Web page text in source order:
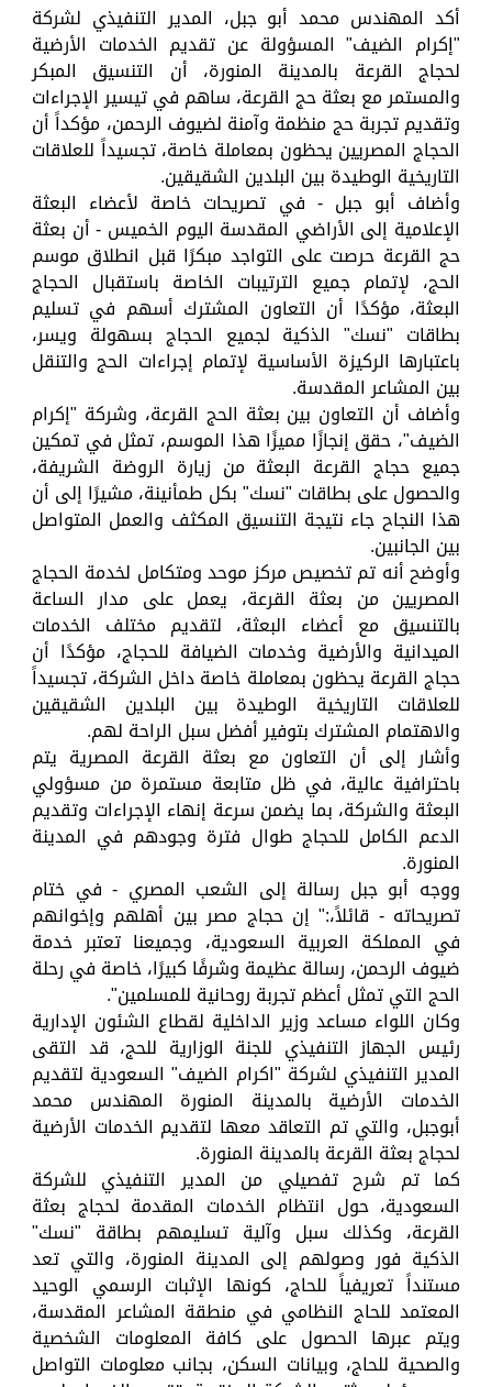
أكد المهندس محمد أبو جبل، المدير التنفيذي لشركة
"إكرام الضيف" المسؤولة عن تقديم الخدمات الأرضية
لحجاج القرعة بالمدينة المنورة، أن التنسيق المبكر
والمستمر مع بعثة حج القرعة، ساهم في تيسير الإجراءات
وتقديم تجربة حج منظمة وآمنة لضيوف الرحمن، مؤكداً أن
الحجاج المصريين يحظون بمعاملة خاصة، تجسيداً للعلاقات
التاريخية الوطيدة بين البلدين الشقيقين.
وأضاف أبو جبل - في تصريحات خاصة لأعضاء البعثة
الإعلامية إلى الأراضي المقدسة اليوم الخميس - أن بعثة
حج القرعة حرصت على التواجد مبكرًا قبل انطلاق موسم
الحج، لإتمام جميع الترتيبات الخاصة باستقبال الحجاج
البعثة، مؤكدًا أن التعاون المشترك أسهم في تسليم
بطاقات "نسك" الذكية لجميع الحجاج بسهولة ويسر،
باعتبارها الركيزة الأساسية لإتمام إجراءات الحج والتنقل
بين المشاعر المقدسة.
وأضاف أن التعاون بين بعثة الحج القرعة، وشركة "إكرام
الضيف"، حقق إنجازًا مميزًا هذا الموسم، تمثل في تمكين
جميع حجاج القرعة البعثة من زيارة الروضة الشريفة،
والحصول على بطاقات "نسك" بكل طمأنينة، مشيرًا إلى أن
هذا النجاح جاء نتيجة التنسيق المكثف والعمل المتواصل
بين الجانبين.
وأوضح أنه تم تخصيص مركز موحد ومتكامل لخدمة الحجاج
المصريين من بعثة القرعة، يعمل على مدار الساعة
بالتنسيق مع أعضاء البعثة، لتقديم مختلف الخدمات
الميدانية والأرضية وخدمات الضيافة للحجاج، مؤكدًا أن
حجاج القرعة يحظون بمعاملة خاصة داخل الشركة، تجسيداً
للعلاقات التاريخية الوطيدة بين البلدين الشقيقين
والاهتمام المشترك بتوفير أفضل سبل الراحة لهم.
وأشار إلى أن التعاون مع بعثة القرعة المصرية يتم
باحترافية عالية، في ظل متابعة مستمرة من مسؤولي
البعثة والشركة، بما يضمن سرعة إنهاء الإجراءات وتقديم
الدعم الكامل للحجاج طوال فترة وجودهم في المدينة
المنورة.
ووجه أبو جبل رسالة إلى الشعب المصري - في ختام
تصريحاته - قائلاً،:" إن حجاج مصر بين أهلهم وإخوانهم
في المملكة العربية السعودية، وجميعنا تعتبر خدمة
ضيوف الرحمن، رسالة عظيمة وشرفًا كبيرًا، خاصة في رحلة
الحج التي تمثل أعظم تجربة روحانية للمسلمين".
وكان اللواء مساعد وزير الداخلية لقطاع الشئون الإدارية
رئيس الجهاز التنفيذي للجنة الوزارية للحج، قد التقى
المدير التنفيذي لشركة "اكرام الضيف" السعودية لتقديم
الخدمات الأرضية بالمدينة المنورة المهندس محمد
أبوجبل، والتي تم التعاقد معها لتقديم الخدمات الأرضية
لحجاج بعثة القرعة بالمدينة المنورة.
كما تم شرح تفصيلي من المدير التنفيذي للشركة
السعودية، حول انتظام الخدمات المقدمة لحجاج بعثة
القرعة، وكذلك سبل وآلية تسليمهم بطاقة "نسك"
الذكية فور وصولهم إلى المدينة المنورة، والتي تعد
مستنداً تعريفياً للحاج، كونها الإثبات الرسمي الوحيد
المعتمد للحاج النظامي في منطقة المشاعر المقدسة،
ويتم عبرها الحصول على كافة المعلومات الشخصية
والصحية للحاج، وبيانات السكن، بجانب معلومات التواصل